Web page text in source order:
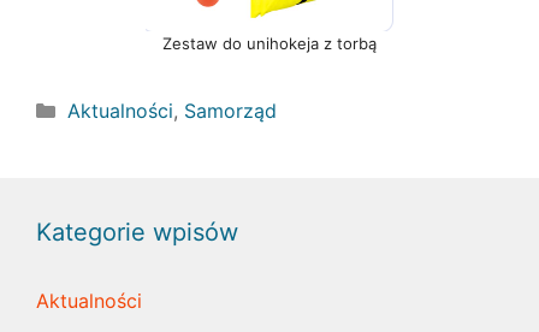
Zestaw do unihokeja z torbą
Kategorie
Aktualności, Samorząd
Kategorie wpisów
Aktualności